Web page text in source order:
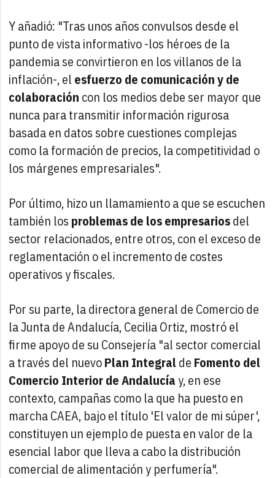
Y añadió: "Tras unos años convulsos desde el
punto de vista informativo -los héroes de la
pandemia se convirtieron en los villanos de la
inflación-, el esfuerzo de comunicación y de
colaboración con los medios debe ser mayor que
nunca para transmitir información rigurosa
basada en datos sobre cuestiones complejas
como la formación de precios, la competitividad o
los márgenes empresariales".
Por último, hizo un llamamiento a que se escuchen
también los problemas de los empresariosdel
sector relacionados, entre otros, con el exceso de
reglamentación o el incremento de costes
operativos y fiscales.
Por su parte, la directora general de Comercio de
la Junta de Andalucía, Cecilia Ortiz, mostró el
firme apoyo de su Consejería "al sector comercial
a través del nuevoPlan Integralde Fomento del
Comercio Interior de Andalucíay, en ese
contexto, campañas como la que ha puesto en
marcha CAEA, bajo el título 'El valor de mi súper',
constituyen un ejemplo de puesta en valor de la
esencial labor que lleva a cabo la distribución
comercial de alimentación y perfumería".